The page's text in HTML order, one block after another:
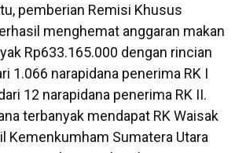
pemberian Remisi Khusus
menghemat anggaran makan
Rp633.165.000 dengan rincian
1.066 narapidana penerima RK I
12 narapidana penerima RK II.
terbanyak mendapat RK Waisak
Kemenkumham Sumatera Utara